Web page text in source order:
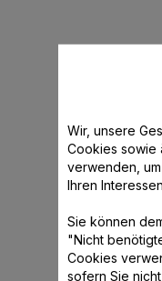
Wir, unsere
Cookies sowie
verwenden,
Ihren
Sie können
"Nicht
Cookies
sofern Sie